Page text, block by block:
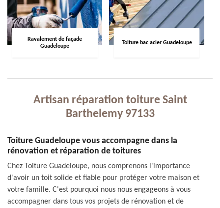
Ravalement de façade
Guadeloupe
Toiture bac acier Guadeloupe
Artisan réparation toiture Saint
Barthelemy 97133
Toiture Guadeloupe vous accompagne dans la
rénovation et réparation de toitures
Chez Toiture Guadeloupe, nous comprenons l'importance
d'avoir un toit solide et fiable pour protéger votre maison et
votre famille. C'est pourquoi nous nous engageons à vous
accompagner dans tous vos projets de rénovation et de